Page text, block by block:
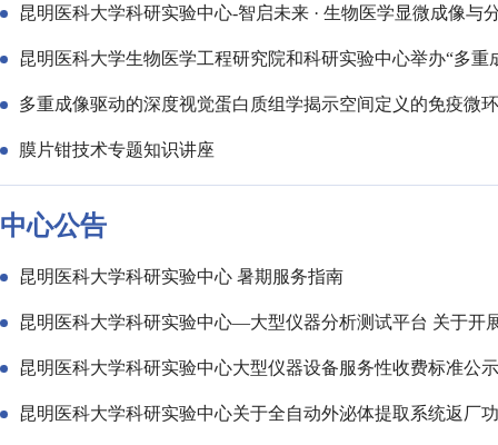
昆明医科大学科研实验中心-智启未来 · 生物医学显微成像与
昆明医科大学生物医学工程研究院和科研实验中心举办“多
多重成像驱动的深度视觉蛋白质组学揭示空间定义的免疫微
膜片钳技术专题知识讲座
中心公告
昆明医科大学科研实验中心 暑期服务指南
昆明医科大学科研实验中心—大型仪器分析测试平台 关于开
昆明医科大学科研实验中心大型仪器设备服务性收费标准公示
昆明医科大学科研实验中心关于全自动外泌体提取系统返厂